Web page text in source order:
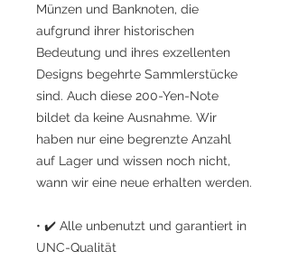
Münzen und Banknoten, die
aufgrund ihrer historischen
Bedeutung und ihres exzellenten
Designs begehrte Sammlerstücke
sind. Auch diese 200-Yen-Note
bildet da keine Ausnahme. Wir
haben nur eine begrenzte Anzahl
auf Lager und wissen noch nicht,
wann wir eine neue erhalten werden.
• ✔️ Alle unbenutzt und garantiert in
UNC-Qualität